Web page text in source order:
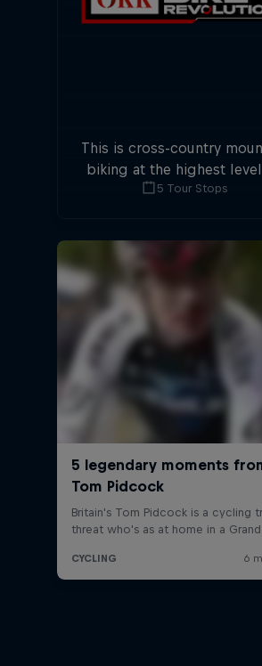
This is cross-country
biking at the highest level:
five stops across5 Tour Stops